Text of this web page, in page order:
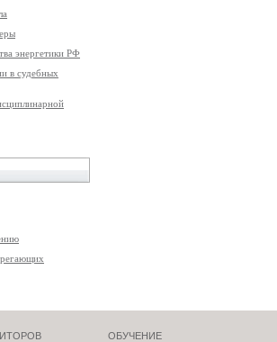
энергетики РФ
в судебных
ОБУЧЕНИЕ